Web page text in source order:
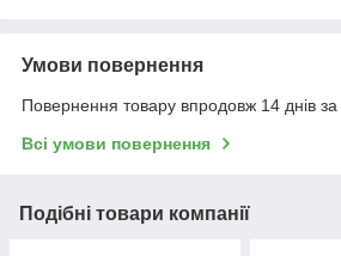
Умови повернення
Повернення товару впродовж 14 днів
Всі умови повернення
Подібні товари компанії